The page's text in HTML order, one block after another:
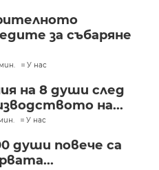
за събаряне
У нас
на 8 души след
на...
У нас
души повече са